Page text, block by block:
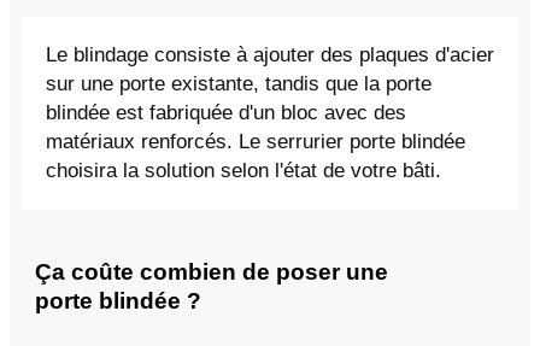
Le blindage consiste à ajouter des plaques d'acier
sur une porte existante, tandis que la porte
blindée est fabriquée d'un bloc avec des
matériaux renforcés. Le serrurier porte blindée
choisira la solution selon l'état de votre bâti.
Ça coûte combien de poser une
porte blindée ?